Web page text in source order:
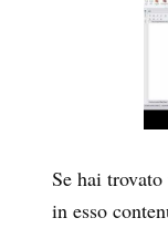
Se hai
in esso